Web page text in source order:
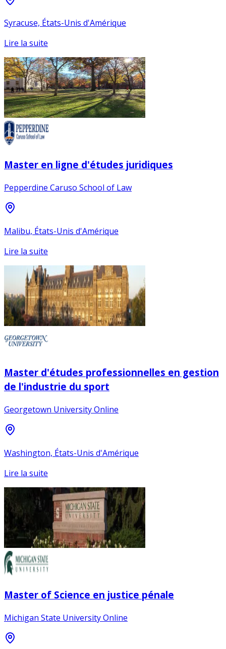
Syracuse, États-Unis d'Amérique
Lire la suite
Master en ligne d'études juridiques
Pepperdine Caruso School of Law
Malibu, États-Unis d'Amérique
Lire la suite
Master d'études professionnelles en gestion
de l'industrie du sport
Georgetown University Online
Washington, États-Unis d'Amérique
Lire la suite
Master of Science en justice pénale
Michigan State University Online